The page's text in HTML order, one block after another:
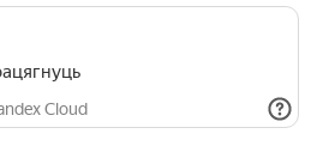
Cloud